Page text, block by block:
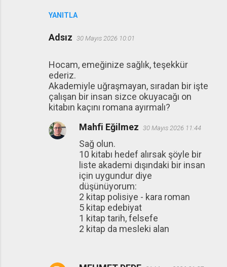
YANITLA
Adsız 30 Mayıs 2026 10:01
Hocam, emeğinize sağlık, teşekkür
ederiz.
Akademiyle uğraşmayan, sıradan bir işte
çalışan bir insan sizce okuyacağı on
kitabın kaçını romana ayırmalı?
Mahfi Eğilmez 30 Mayıs 2026 11:44
Sağ olun.
10 kitabı hedef alırsak şöyle bir
liste akademi dışındaki bir insan
için uygundur diye
düşünüyorum:
2 kitap polisiye - kara roman
5 kitap edebiyat
1 kitap tarih, felsefe
2 kitap da mesleki alan